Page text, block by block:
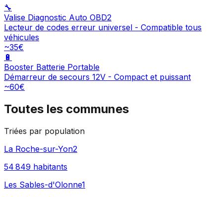
🔧
Valise Diagnostic Auto OBD2
Lecteur de codes erreur universel - Compatible tous
véhicules
~35€
🔋
Booster Batterie Portable
Démarreur de secours 12V - Compact et puissant
~60€
Toutes les communes
Triées par population
La Roche-sur-Yon2
54 849 habitants
Les Sables-d'Olonne1